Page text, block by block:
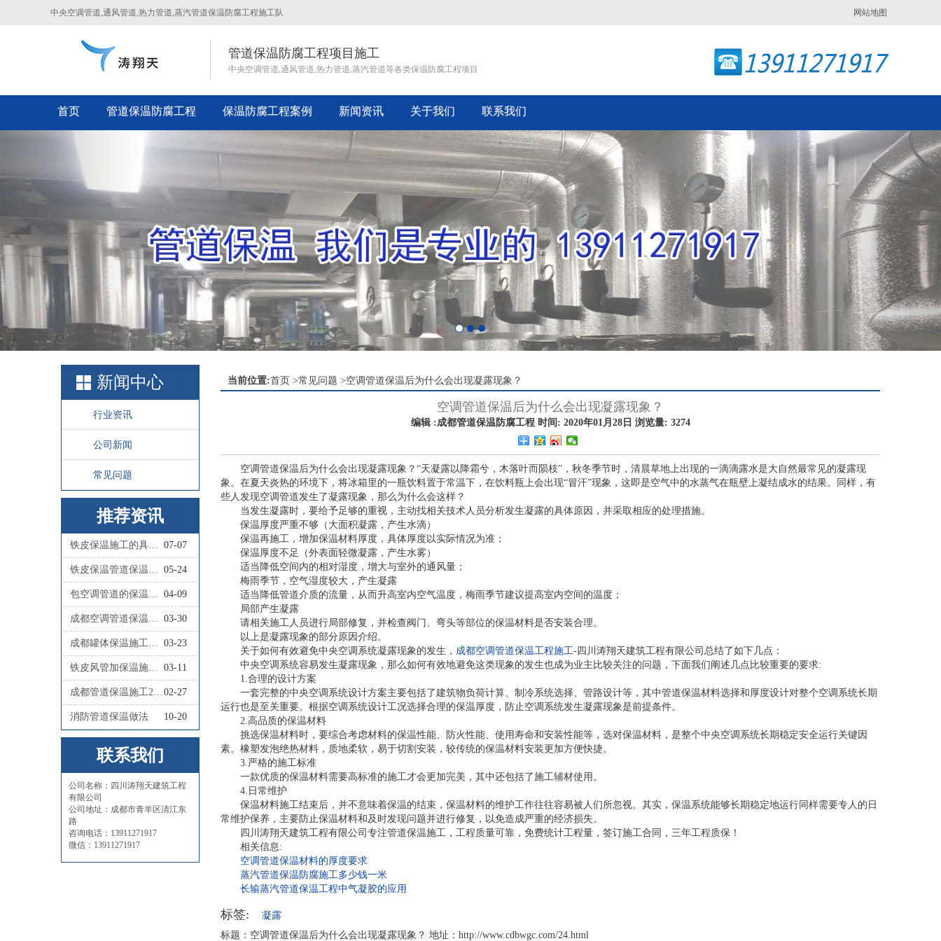
中央空调管道,通风管道,热力管道,蒸汽管道保温防腐工程施工队 网站地图
管道保温防腐工程项目施工
中央空调管道,通风管道,热力管道,蒸汽管道等各类保温防腐工程项目
首页 管道保温防腐工程 保温防腐工程案例 新闻资讯 关于我们 联系我们
Next
新闻中心
行业资讯
公司新闻
常见问题
推荐资讯
铁皮保温施工的具体步骤有哪些？ 07-07
铁皮保温管道保温施工的具体流程是怎样的？ 05-24
包空调管道的保温材料叫什么 04-09
成都空调管道保温施工队联系人 03-30
成都罐体保温施工队联系人 03-23
铁皮风管加保温施工怎么做 03-11
成都管道保温施工2026四川涛翔天管道保温施工02-27
消防管道保温做法 10-20
联系我们
公司名称：四川涛翔天建筑工程
有限公司
公司地址：成都市青羊区清江东
路
咨询电话：13911271917
微信：13911271917
当前位置:首页 >常见问题 >空调管道保温后为什么会出现凝露现象？
空调管道保温后为什么会出现凝露现象？
编辑 :成都管道保温防腐工程 时间: 2020年01月28日 浏览量: 3274
空调管道保温后为什么会出现凝露现象？“天凝露以降霜兮，木落叶而陨枝”，秋冬季节时，清晨草地上出现的一滴滴露水是大自然最常见的凝露现
象。在夏天炎热的环境下，将冰箱里的一瓶饮料置于常温下，在饮料瓶上会出现“冒汗”现象，这即是空气中的水蒸气在瓶壁上凝结成水的结果。同样，有
些人发现空调管道发生了凝露现象，那么为什么会这样？
当发生凝露时，要给予足够的重视，主动找相关技术人员分析发生凝露的具体原因，并采取相应的处理措施。
保温厚度严重不够（大面积凝露，产生水滴）
保温再施工，增加保温材料厚度，具体厚度以实际情况为准；
保温厚度不足（外表面轻微凝露，产生水雾）
适当降低空间内的相对湿度，增大与室外的通风量；
梅雨季节，空气湿度较大，产生凝露
适当降低管道介质的流量，从而升高室内空气温度，梅雨季节建议提高室内空间的温度；
局部产生凝露
请相关施工人员进行局部修复，并检查阀门、弯头等部位的保温材料是否安装合理。
以上是凝露现象的部分原因介绍。
关于如何有效避免中央空调系统凝露现象的发生， 成都空调管道保温工程施工-四川涛翔天建筑工程有限公司总结了如下几点：
中央空调系统容易发生凝露现象，那么如何有效地避免这类现象的发生也成为业主比较关注的问题，下面我们阐述几点比较重要的要求:
1.合理的设计方案
一套完整的中央空调系统设计方案主要包括了建筑物负荷计算、制冷系统选择、管路设计等，其中管道保温材料选择和厚度设计对整个空调系统长期
运行也是至关重要。根据空调系统设计工况选择合理的保温厚度，防止空调系统发生凝露现象是前提条件。
2.高品质的保温材料
挑选保温材料时，要综合考虑材料的保温性能、防火性能、使用寿命和安装性能等，选对保温材料，是整个中央空调系统长期稳定安全运行关键因
素。橡塑发泡绝热材料，质地柔软，易于切割安装，较传统的保温材料安装更加方便快捷。
3.严格的施工标准
一款优质的保温材料需要高标准的施工才会更加完美，其中还包括了施工辅材使用。
4.日常维护
保温材料施工结束后，并不意味着保温的结束，保温材料的维护工作往往容易被人们所忽视。其实，保温系统能够长期稳定地运行同样需要专人的日
常维护保养，主要防止保温材料和及时发现问题并进行修复，以免造成严重的经济损失。
四川涛翔天建筑工程有限公司专注管道保温施工，工程质量可靠，免费统计工程量，签订施工合同，三年工程质保！
相关信息:
空调管道保温材料的厚度要求
蒸汽管道保温防腐施工多少钱一米
长输蒸汽管道保温工程中气凝胶的应用
标签:
凝露
标题：空调管道保温后为什么会出现凝露现象？ 地址：http://www.cdbwgc.com/24.html